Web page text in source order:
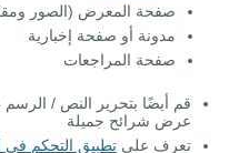
صفحة المعرض (الصور
مدونة أو صفحة إخبارية
صفحة المراجعات
قم أيضًا بتحرير النص /
عرض شرائح جميلة
تعرف على تطبيق التحكم في